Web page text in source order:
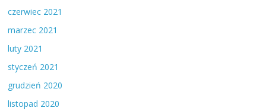
czerwiec 2021
marzec 2021
luty 2021
styczeń 2021
grudzień 2020
listopad 2020